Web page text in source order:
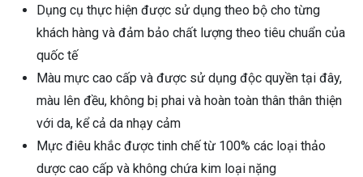
Dụng cụ thực hiện được sử dụng theo bộ cho từng
khách hàng và đảm bảo chất lượng theo tiêu chuẩn của
quốc tế
Màu mực cao cấp và được sử dụng độc quyền tại đây,
màu lên đều, không bị phai và hoàn toàn thân thân thiện
với da, kể cả da nhạy cảm
Mực điêu khắc được tinh chế từ 100% các loại thảo
dược cao cấp và không chứa kim loại nặng